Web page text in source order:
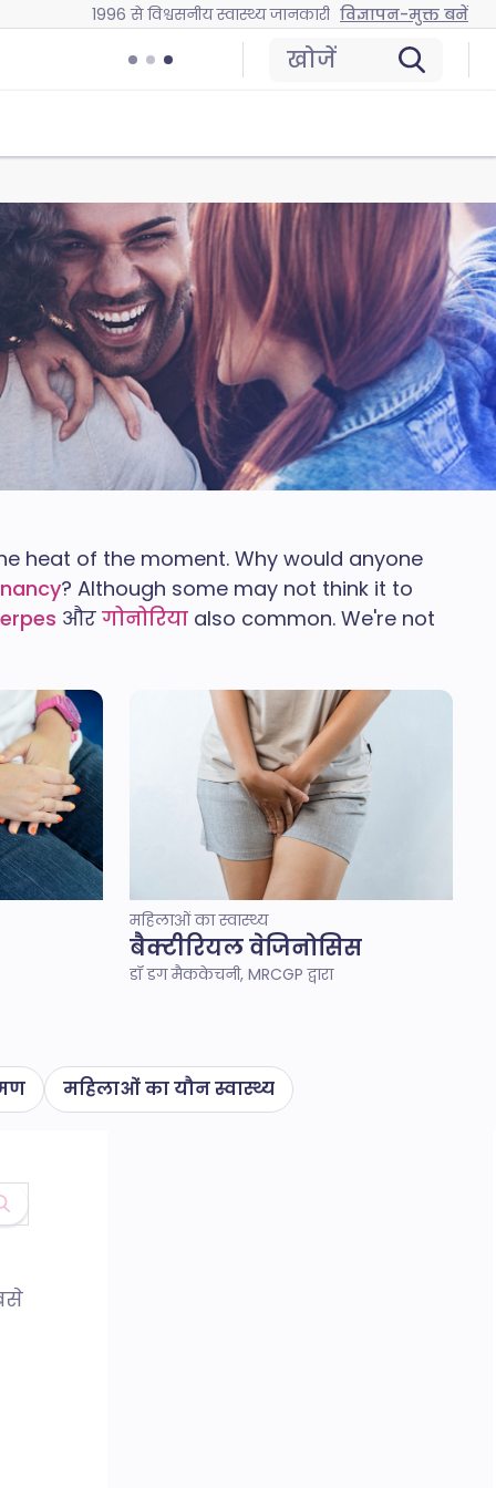
1996 से विश्वसनीय स्वास्थ्य जानकारी विज्ञापन-मुक्त बनें
खोजें
महिलाओं का यौन स्वास्थ्य
heat of the moment. Why would anyone
? Although some may not think it to
और गोनोरिया also common. We're not
महिलाओं का स्वास्थ्य
बैक्टीरियल वेजिनोसिस
डॉ डग मैककेचनी, MRCGP द्वारा